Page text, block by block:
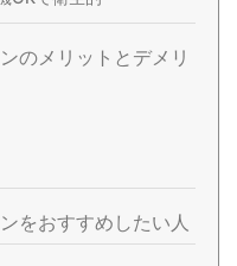
のメリットとデメリ
をおすすめしたい人